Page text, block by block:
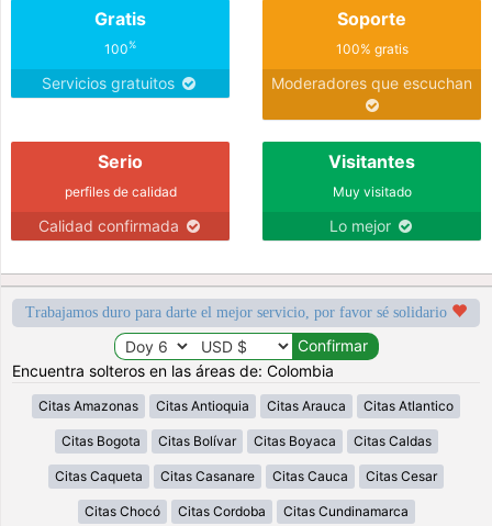
Gratis
100%
Servicios gratuitos
Soporte
100% gratis
Moderadores que escuchan
Serio
perfiles de calidad
Calidad confirmada
Visitantes
Muy visitado
Lo mejor
Trabajamos duro para darte el mejor servicio, por favor sé solidario
Encuentra solteros en las áreas de: Colombia
Citas Amazonas Citas Antioquia Citas Arauca Citas Atlantico
Citas Bogota Citas Bolívar Citas Boyaca Citas Caldas
Citas Caqueta Citas Casanare Citas Cauca Citas Cesar
Citas Chocó Citas Cordoba Citas Cundinamarca